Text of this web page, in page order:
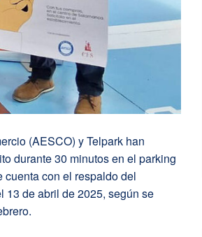
(AESCO) y Telpark han
durante 30 minutos en el parking
cuenta con el respaldo del
13 de abril de 2025, según se